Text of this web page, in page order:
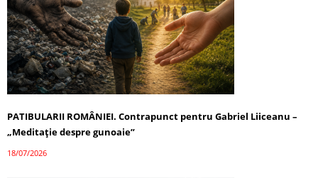
PATIBULARII ROMÂNIEI. Contrapunct pentru Gabriel Liiceanu –
„Meditație despre gunoaie”
18/07/2026